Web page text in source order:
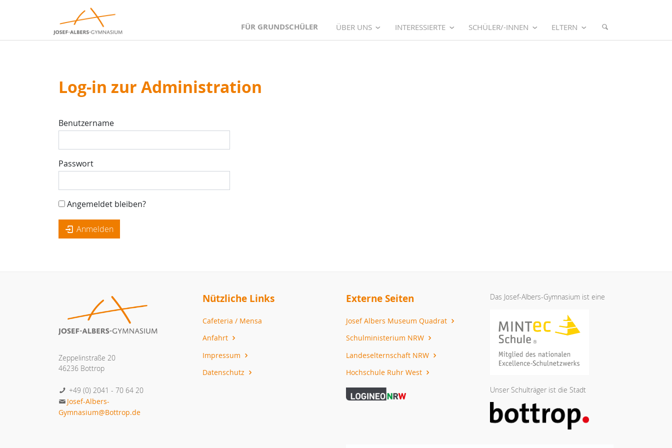
FÜR GRUNDSCHÜLER ÜBER UNS INTERESSIERTE SCHÜLER/-INNEN ELTERN
Log-in zur Administration
Benutzername
Passwort
Angemeldet bleiben?
Anmelden
Zeppelinstraße 20
46236 Bottrop
+49 (0) 2041 - 70 64 20
Josef-Albers-
Gymnasium@Bottrop.de
Nützliche Links
Cafeteria / Mensa
Anfahrt
Impressum
Datenschutz
Externe Seiten
Josef Albers Museum Quadrat
Schulministerium NRW
Landeselternschaft NRW
Hochschule Ruhr West
Das Josef-Albers-Gymnasium ist eine
Unser Schulträger ist die Stadt